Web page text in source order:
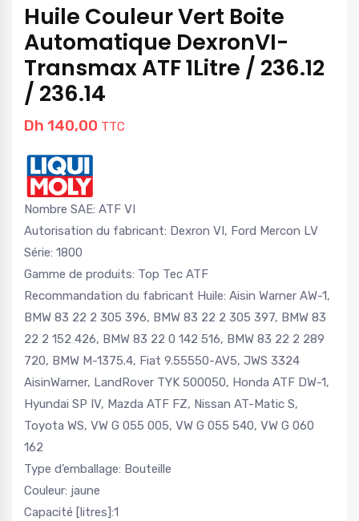
Huile Couleur Vert Boite
Automatique DexronVI-
Transmax ATF 1Litre / 236.12
/ 236.14
Dh 140,00 TTC
Nombre SAE: ATF VI
Autorisation du fabricant: Dexron VI, Ford Mercon LV
Série: 1800
Gamme de produits: Top Tec ATF
Recommandation du fabricant Huile: Aisin Warner AW-1,
BMW 83 22 2 305 396, BMW 83 22 2 305 397, BMW 83
22 2 152 426, BMW 83 22 0 142 516, BMW 83 22 2 289
720, BMW M-1375.4, Fiat 9.55550-AV5, JWS 3324
AisinWarner, LandRover TYK 500050, Honda ATF DW-1,
Hyundai SP IV, Mazda ATF FZ, Nissan AT-Matic S,
Toyota WS, VW G 055 005, VW G 055 540, VW G 060
162
Type d’emballage: Bouteille
Couleur: jaune
Capacité [litres]:1